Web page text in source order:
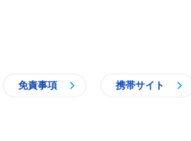
免責事項 携帯サイト